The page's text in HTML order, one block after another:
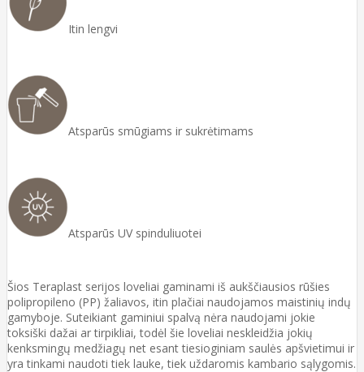
Itin lengvi
Atsparūs smūgiams ir sukrėtimams
Atsparūs UV spinduliuotei
Šios Teraplast serijos loveliai gaminami iš aukščiausios rūšies
polipropileno (PP) žaliavos, itin plačiai naudojamos maistinių indų
gamyboje. Suteikiant gaminiui spalvą nėra naudojami jokie
toksiški dažai ar tirpikliai, todėl šie loveliai neskleidžia jokių
kenksmingų medžiagų net esant tiesioginiam saulės apšvietimui ir
yra tinkami naudoti tiek lauke, tiek uždaromis kambario sąlygomis.